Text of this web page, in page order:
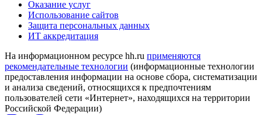
Оказание услуг
Использование сайтов
Защита персональных данных
ИТ аккредитация
На информационном ресурсе hh.ru применяются
рекомендательные технологии (информационные технологии
предоставления информации на основе сбора, систематизации
и анализа сведений, относящихся к предпочтениям
пользователей сети «Интернет», находящихся на территории
Российской Федерации)